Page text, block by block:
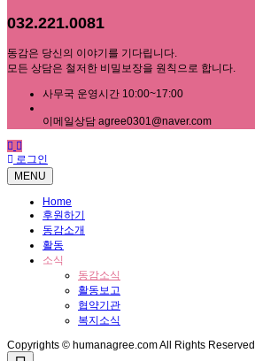
032.221.0081
동감은 당신의 이야기를 기다립니다.
모든 상담은 철저한 비밀보장을 원칙으로 합니다.
사무국 운영시간 10:00~17:00
이메일상담 agree0301@naver.com
로그인
MENU
Home
후원하기
동감소개
활동
소식
동감소식
활동보고
협약기관
복지소식
Copyrights © humanagree.com All Rights Reserved.